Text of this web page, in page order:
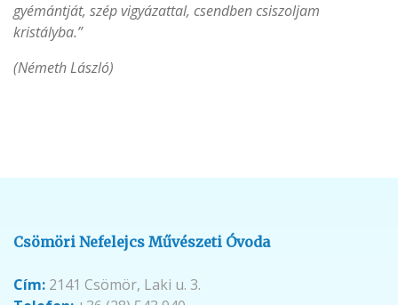
gyémántját, szép vigyázattal, csendben csiszoljam
kristályba.”
(Németh László)
Csömöri Nefelejcs Művészeti Óvoda
Cím: 2141 Csömör, Laki u. 3.